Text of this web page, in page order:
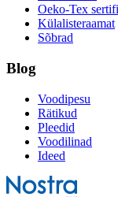
Oeko-Tex
Külalisteraamat
Sõbrad
Blog
Voodipesu
Rätikud
Pleedid
Voodilinad
Ideed